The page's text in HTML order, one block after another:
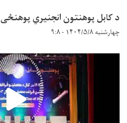
د کابل پوهنتون انجنیري پوهنځی
چهارشنبه ۱۴۰۴/۵/۸ - ۹:۸